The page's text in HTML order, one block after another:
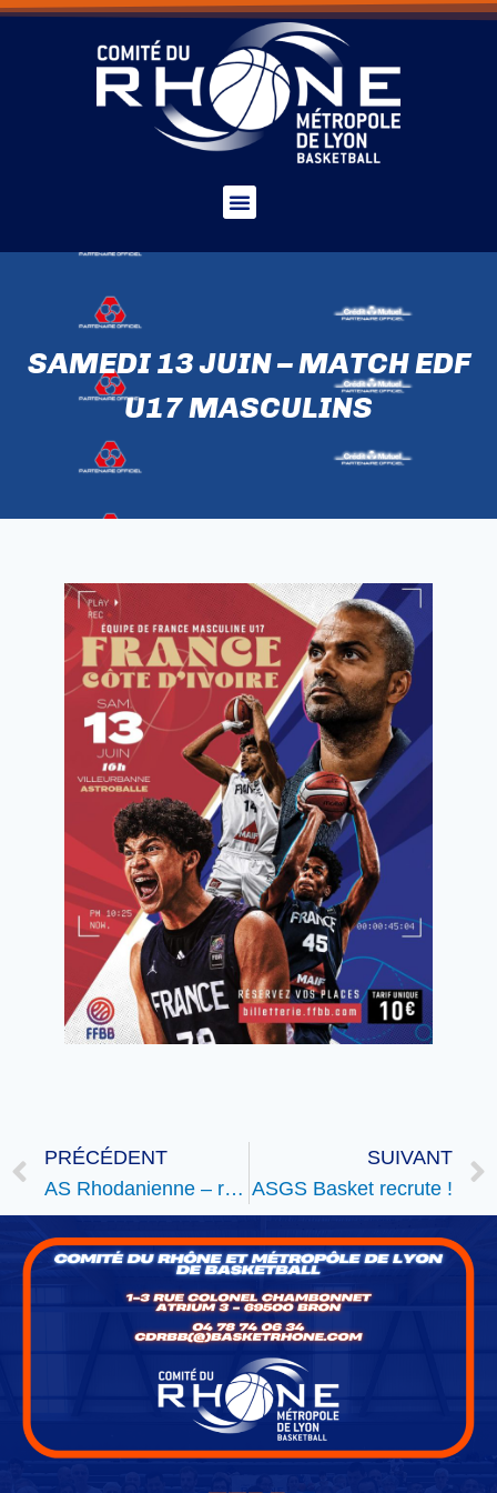
SAMEDI 13 JUIN – MATCH EDF
U17 MASCULINS
PRÉCÉDENT
AS Rhodanienne – recherche entraîneur
SUIVANT
ASGS Basket recrute !